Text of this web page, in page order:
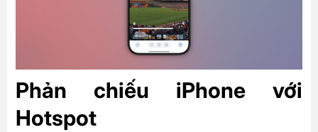
Phản chiếu iPhone với
Hotspot